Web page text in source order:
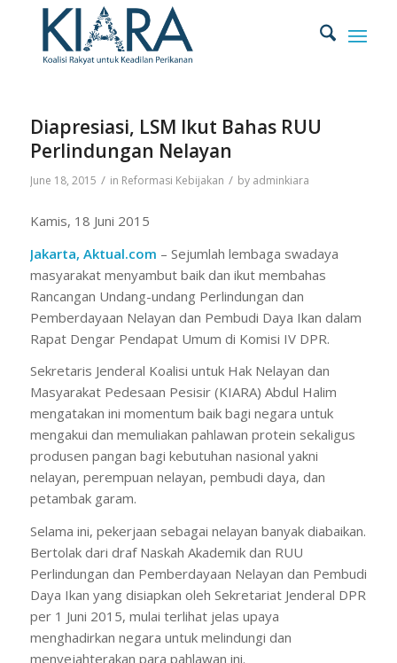
Diapresiasi, LSM Ikut Bahas RUU
Perlindungan Nelayan
June 18, 2015 / in Reformasi Kebijakan / by adminkiara
Kamis, 18 Juni 2015
Jakarta, Aktual.com – Sejumlah lembaga swadaya
masyarakat menyambut baik dan ikut membahas
Rancangan Undang-undang Perlindungan dan
Pemberdayaan Nelayan dan Pembudi Daya Ikan dalam
Rapat Dengar Pendapat Umum di Komisi IV DPR.
Sekretaris Jenderal Koalisi untuk Hak Nelayan dan
Masyarakat Pedesaan Pesisir (KIARA) Abdul Halim
mengatakan ini momentum baik bagi negara untuk
mengakui dan memuliakan pahlawan protein sekaligus
produsen pangan bagi kebutuhan nasional yakni
nelayan, perempuan nelayan, pembudi daya, dan
petambak garam.
Selama ini, pekerjaan sebagai nelayan banyak diabaikan.
Bertolak dari draf Naskah Akademik dan RUU
Perlindungan dan Pemberdayaan Nelayan dan Pembudi
Daya Ikan yang disiapkan oleh Sekretariat Jenderal DPR
per 1 Juni 2015, mulai terlihat jelas upaya
menghadirkan negara untuk melindungi dan
menyejahterakan para pahlawan ini.